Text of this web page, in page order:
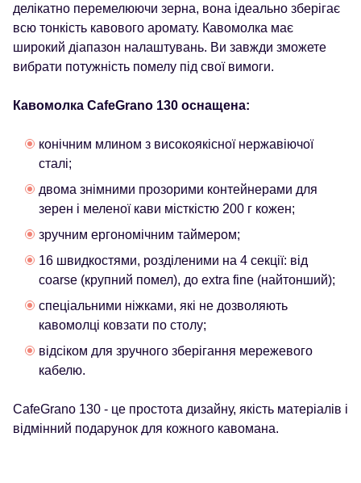
делікатно перемелюючи зерна, вона ідеально зберігає
всю тонкість кавового аромату. Кавомолка має
широкий діапазон налаштувань. Ви завжди зможете
вибрати потужність помелу під свої вимоги.
Кавомолка CafeGrano 130 оснащена:
конічним млином з високоякісної нержавіючої
сталі;
двома знімними прозорими контейнерами для
зерен і меленої кави місткістю 200 г кожен;
зручним ергономічним таймером;
16 швидкостями, розділеними на 4 секції: від
coarse (крупний помел), до extra fine (найтонший);
спеціальними ніжками, які не дозволяють
кавомолці ковзати по столу;
відсіком для зручного зберігання мережевого
кабелю.
CafeGrano 130 - це простота дизайну, якість матеріалів і
відмінний подарунок для кожного кавомана.